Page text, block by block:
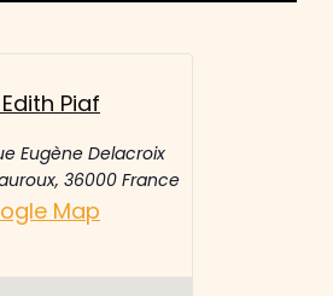
Piaf
Eugène Delacroix
, 36000 France
Map